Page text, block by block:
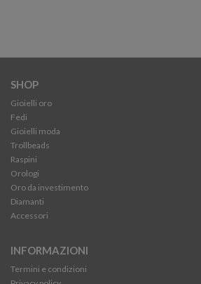
SHOP
Gioielli oro
Fedi
Gioielli moda
Trollbeads
Raspini
Orologi
Oro da investimento
Diamanti
Accessori
INFORMAZIONI
Termini e condizioni